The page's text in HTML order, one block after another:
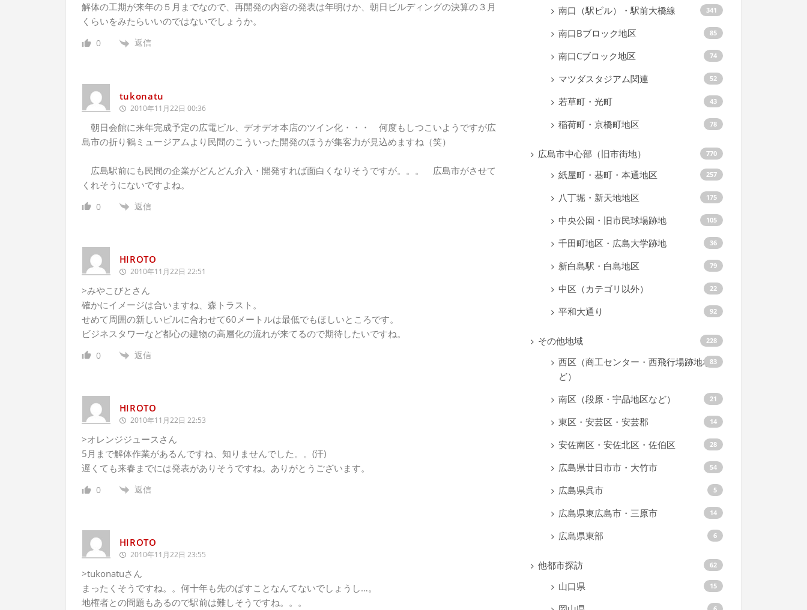
解体の工期が来年の５月までなので、再開発の内容の発表は年明けか、朝日ビルディングの決算の３月
くらいをみたらいいのではないでしょうか。
0 返信
tukonatu
2010年11月22日 00:36
朝日会館に来年完成予定の広電ビル、デオデオ本店のツイン化・・・ 何度もしつこいようですが広
島市の折り鶴ミュージアムより民間のこういった開発のほうが集客力が見込めますね（笑）
広島駅前にも民間の企業がどんどん介入・開発すれば面白くなりそうですが。。。 広島市がさせて
くれそうにないですよね。
0 返信
HIROTO
2010年11月22日 22:51
>みやこびとさん
確かにイメージは合いますね、森トラスト。
せめて周囲の新しいビルに合わせて60メートルは最低でもほしいところです。
ビジネスタワーなど都心の建物の高層化の流れが来てるので期待したいですね。
0 返信
HIROTO
2010年11月22日 22:53
>オレンジジュースさん
5月まで解体作業があるんですね、知りませんでした。。(汗)
遅くても来春までには発表がありそうですね。ありがとうございます。
0 返信
HIROTO
2010年11月22日 23:55
>tukonatuさん
まったくそうですね。。何十年も先のばすことなんてないでしょうし…。
地権者との問題もあるので駅前は難しそうですね。。。
南口（駅ビル）・駅前大橋線 341
南口Bブロック地区 85
南口Cブロック地区 74
マツダスタジアム関連 52
若草町・光町 43
稲荷町・京橋町地区 78
広島市中心部（旧市街地） 770
紙屋町・基町・本通地区 257
八丁堀・新天地地区 175
中央公園・旧市民球場跡地 105
千田町地区・広島大学跡地 36
新白島駅・白島地区 79
中区（カテゴリ以外） 22
平和大通り 92
その他地域 228
西区（商工センター・西飛行場跡地な
ど）
83
南区（段原・宇品地区など） 21
東区・安芸区・安芸郡 14
安佐南区・安佐北区・佐伯区 28
広島県廿日市市・大竹市 54
広島県呉市 5
広島県東広島市・三原市 14
広島県東部 6
他都市探訪 62
山口県 15